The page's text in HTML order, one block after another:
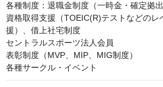
各種制度：退職金制度（一時金・確定拠
資格取得支援（TOEIC(R)テストなどのレ
援）、借上社宅制度
セントラルスポーツ法人会員
表彰制度（MVP、MIP、MIG制度）
各種サークル・イベント